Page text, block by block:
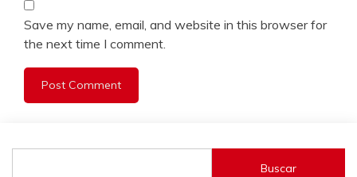
Save my name, email, and website in this browser for
the next time I comment.
Buscar